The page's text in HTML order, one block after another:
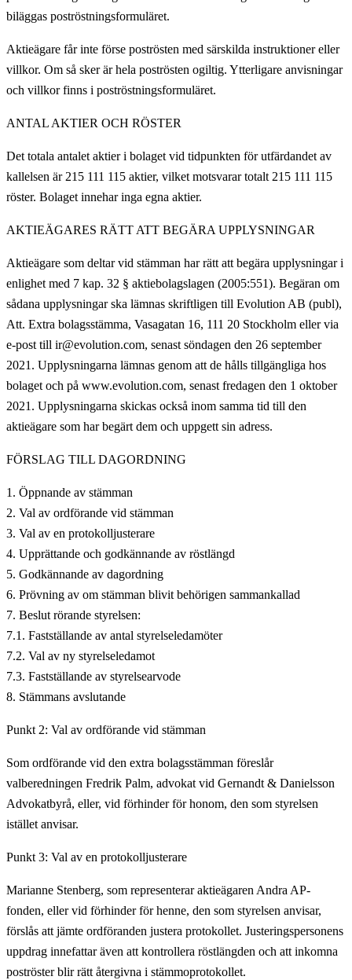
biläggas poströstningsformuläret.
Aktieägare får inte förse poströsten med särskilda instruktioner eller
villkor. Om så sker är hela poströsten ogiltig. Ytterligare anvisningar
och villkor finns i poströstningsformuläret.
ANTAL AKTIER OCH RÖSTER
Det totala antalet aktier i bolaget vid tidpunkten för utfärdandet av
kallelsen är 215 111 115 aktier, vilket motsvarar totalt 215 111 115
röster. Bolaget innehar inga egna aktier.
AKTIEÄGARES RÄTT ATT BEGÄRA UPPLYSNINGAR
Aktieägare som deltar vid stämman har rätt att begära upplysningar i
enlighet med 7 kap. 32 § aktiebolagslagen (2005:551). Begäran om
sådana upplysningar ska lämnas skriftligen till Evolution AB (publ),
Att. Extra bolagsstämma, Vasagatan 16, 111 20 Stockholm eller via
e-post till ir@evolution.com, senast söndagen den 26 september
2021. Upplysningarna lämnas genom att de hålls tillgängliga hos
bolaget och på www.evolution.com, senast fredagen den 1 oktober
2021. Upplysningarna skickas också inom samma tid till den
aktieägare som har begärt dem och uppgett sin adress.
FÖRSLAG TILL DAGORDNING
Öppnande av stämman
Val av ordförande vid stämman
Val av en protokolljusterare
Upprättande och godkännande av röstlängd
Godkännande av dagordning
Prövning av om stämman blivit behörigen sammankallad
Beslut rörande styrelsen:
Fastställande av antal styrelseledamöter
Val av ny styrelseledamot
Fastställande av styrelsearvode
Stämmans avslutande
Punkt 2: Val av ordförande vid stämman
Som ordförande vid den extra bolagsstämman föreslår
valberedningen Fredrik Palm, advokat vid Gernandt & Danielsson
Advokatbyrå, eller, vid förhinder för honom, den som styrelsen
istället anvisar.
Punkt 3: Val av en protokolljusterare
Marianne Stenberg, som representerar aktieägaren Andra AP-
fonden, eller vid förhinder för henne, den som styrelsen anvisar,
förslås att jämte ordföranden justera protokollet. Justeringspersonens
uppdrag innefattar även att kontrollera röstlängden och att inkomna
poströster blir rätt återgivna i stämmoprotokollet.